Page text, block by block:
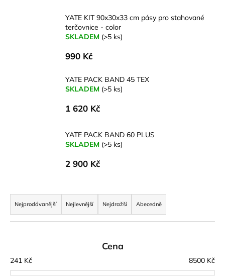
YATE KIT 90x30x33 cm pásy pro stahované
terčovnice - color
SKLADEM (>5 ks)
990 Kč
YATE PACK BAND 45 TEX
SKLADEM (>5 ks)
1 620 Kč
YATE PACK BAND 60 PLUS
SKLADEM (>5 ks)
2 900 Kč
Ř
a
z
í
p
Nejprodávanější Nejlevnější Nejdražší Abecedně
Cena
241 Kč 8500 Kč
HLEDAT
D
o
u
č